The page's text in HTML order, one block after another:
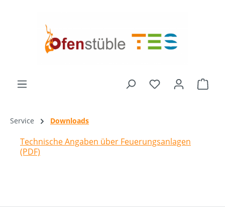
Du hast 0
Service Downloads
Technische Angaben über Feuerungsanlagen
(PDF)